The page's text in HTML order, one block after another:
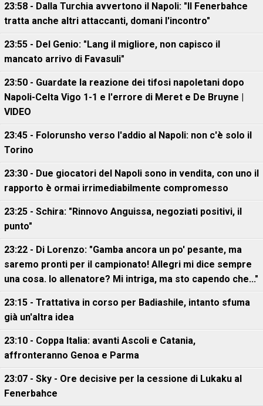
23:58 - Dalla Turchia avvertono il Napoli: "Il Fenerbahce
tratta anche altri attaccanti, domani l'incontro"
23:55 - Del Genio: "Lang il migliore, non capisco il
mancato arrivo di Favasuli"
23:50 - Guardate la reazione dei tifosi napoletani dopo
Napoli-Celta Vigo 1-1 e l'errore di Meret e De Bruyne |
VIDEO
23:45 - Folorunsho verso l'addio al Napoli: non c'è solo il
Torino
23:30 - Due giocatori del Napoli sono in vendita, con uno il
rapporto è ormai irrimediabilmente compromesso
23:25 - Schira: "Rinnovo Anguissa, negoziati positivi, il
punto"
23:22 - Di Lorenzo: "Gamba ancora un po' pesante, ma
saremo pronti per il campionato! Allegri mi dice sempre
una cosa. Io allenatore? Mi intriga, ma sto capendo che..."
23:15 - Trattativa in corso per Badiashile, intanto sfuma
già un'altra idea
23:10 - Coppa Italia: avanti Ascoli e Catania,
affronteranno Genoa e Parma
23:07 - Sky - Ore decisive per la cessione di Lukaku al
Fenerbahce